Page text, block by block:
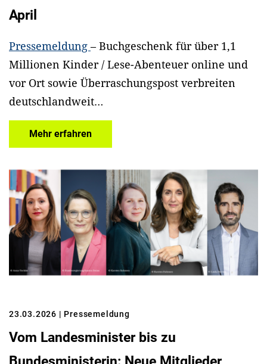
April
Pressemeldung– Buchgeschenk für über 1,1
Millionen Kinder / Lese-Abenteuer online und
vor Ort sowie Überraschungspost verbreiten
deutschlandweit…
Mehr erfahren
23.03.2026 | Pressemeldung
Vom Landesminister bis zu